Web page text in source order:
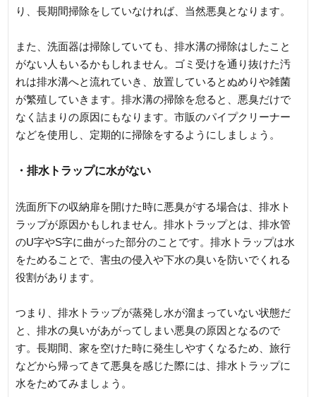
り、長期間掃除をしていなければ、当然悪臭となります。
また、洗面器は掃除していても、排水溝の掃除はしたこと
がない人もいるかもしれません。ゴミ受けを通り抜けた汚
れは排水溝へと流れていき、放置しているとぬめりや雑菌
が繁殖していきます。排水溝の掃除を怠ると、悪臭だけで
なく詰まりの原因にもなります。市販のパイプクリーナー
などを使用し、定期的に掃除をするようにしましょう。
・排水トラップに水がない
洗面所下の収納扉を開けた時に悪臭がする場合は、排水ト
ラップが原因かもしれません。排水トラップとは、排水管
のU字やS字に曲がった部分のことです。排水トラップは水
をためることで、害虫の侵入や下水の臭いを防いでくれる
役割があります。
つまり、排水トラップが蒸発し水が溜まっていない状態だ
と、排水の臭いがあがってしまい悪臭の原因となるので
す。長期間、家を空けた時に発生しやすくなるため、旅行
などから帰ってきて悪臭を感じた際には、排水トラップに
水をためてみましょう。